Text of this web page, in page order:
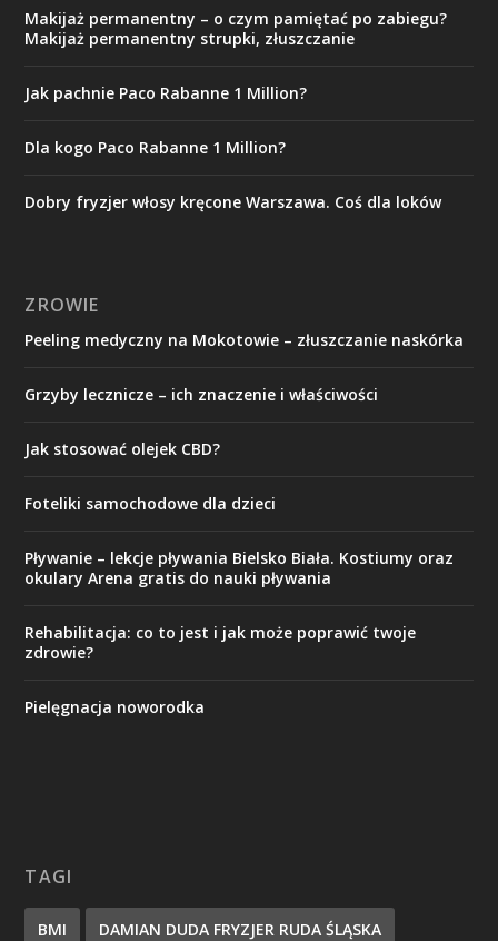
Makijaż permanentny – o czym pamiętać po zabiegu?
Makijaż permanentny strupki, złuszczanie
Jak pachnie Paco Rabanne 1 Million?
Dla kogo Paco Rabanne 1 Million?
Dobry fryzjer włosy kręcone Warszawa. Coś dla loków
ZROWIE
Peeling medyczny na Mokotowie – złuszczanie naskórka
Grzyby lecznicze – ich znaczenie i właściwości
Jak stosować olejek CBD?
Foteliki samochodowe dla dzieci
Pływanie – lekcje pływania Bielsko Biała. Kostiumy oraz
okulary Arena gratis do nauki pływania
Rehabilitacja: co to jest i jak może poprawić twoje
zdrowie?
Pielęgnacja noworodka
TAGI
BMI DAMIAN DUDA FRYZJER RUDA ŚLĄSKA